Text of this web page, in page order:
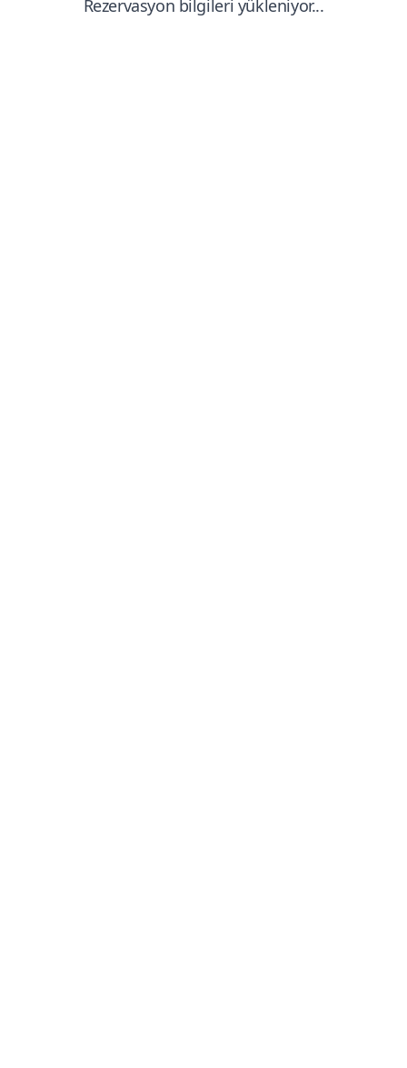
Rezervasyon bilgileri yükleniyor...